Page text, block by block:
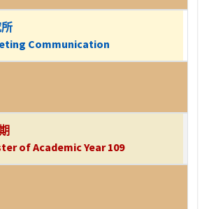
Communication
of Academic Year 109